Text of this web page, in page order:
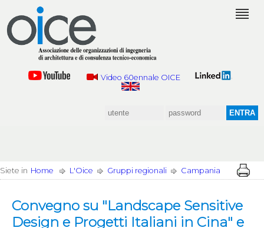
Video 60ennale OICE
Siete in Home L'Oice Gruppi regionali Campania
Convegno su "Landscape Sensitive
Design e Progetti Italiani in Cina" e